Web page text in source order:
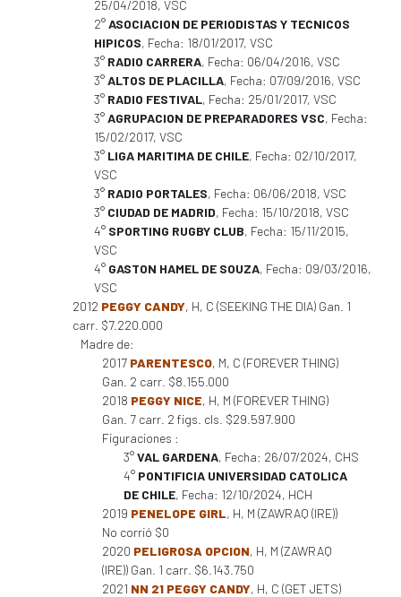
25/04/2018, VSC
2°ASOCIACION DE PERIODISTAS Y TECNICOS
HIPICOS, Fecha: 18/01/2017, VSC
3° RADIO CARRERA, Fecha: 06/04/2016, VSC
3°ALTOS DE PLACILLA, Fecha: 07/09/2016, VSC
3° RADIO FESTIVAL, Fecha: 25/01/2017, VSC
3°AGRUPACION DE PREPARADORES VSC, Fecha:
15/02/2017, VSC
3° LIGA MARITIMA DE CHILE, Fecha: 02/10/2017,
VSC
3° RADIO PORTALES, Fecha: 06/06/2018, VSC
3° CIUDAD DE MADRID, Fecha: 15/10/2018, VSC
4° SPORTING RUGBY CLUB, Fecha: 15/11/2015,
VSC
4° GASTON HAMEL DE SOUZA, Fecha: 09/03/2016,
VSC
2012 PEGGY CANDY, H, C (SEEKING THE DIA) Gan. 1
carr. $7.220.000
Madre de:
2017 PARENTESCO, M, C (FOREVER THING)
Gan. 2 carr. $8.155.000
2018 PEGGY NICE, H, M (FOREVER THING)
Gan. 7 carr. 2 figs. cls. $29.597.900
Figuraciones :
3°VAL GARDENA, Fecha: 26/07/2024, CHS
4° PONTIFICIA UNIVERSIDAD CATOLICA
DE CHILE, Fecha: 12/10/2024, HCH
2019 PENELOPE GIRL, H, M (ZAWRAQ (IRE))
No corrió $0
2020 PELIGROSA OPCION, H, M (ZAWRAQ
(IRE)) Gan. 1 carr. $6.143.750
2021 NN 21 PEGGY CANDY, H, C (GET JETS)